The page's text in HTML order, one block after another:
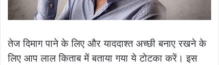
तेज दिमाग पाने के लिए और याददाश्त अच्छी बनाए रखने के
लिए आप लाल किताब में बताया गया ये टोटका करें। इस